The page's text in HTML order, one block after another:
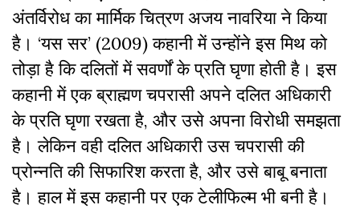
अंतर्विरोध का मार्मिक चित्रण अजय नावरिया ने किया
है। ‘यस सर’ (2009) कहानी में उन्होंने इस मिथ को
तोड़ा है कि दलितों में सवर्णों के प्रति घृणा होती है। इस
कहानी में एक ब्राह्मण चपरासी अपने दलित अधिकारी
के प्रति घृणा रखता है, और उसे अपना विरोधी समझता
है। लेकिन वही दलित अधिकारी उस चपरासी की
प्रोन्नति की सिफारिश करता है, और उसे बाबू बनाता
है। हाल में इस कहानी पर एक टेलीफिल्म भी बनी है।